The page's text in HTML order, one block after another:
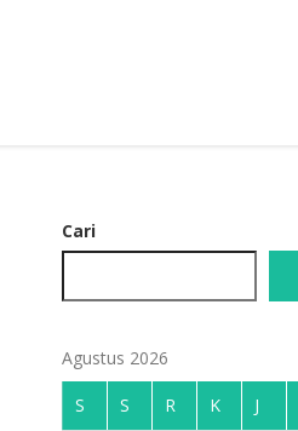
Cari
Agustus 2026
S S R K J